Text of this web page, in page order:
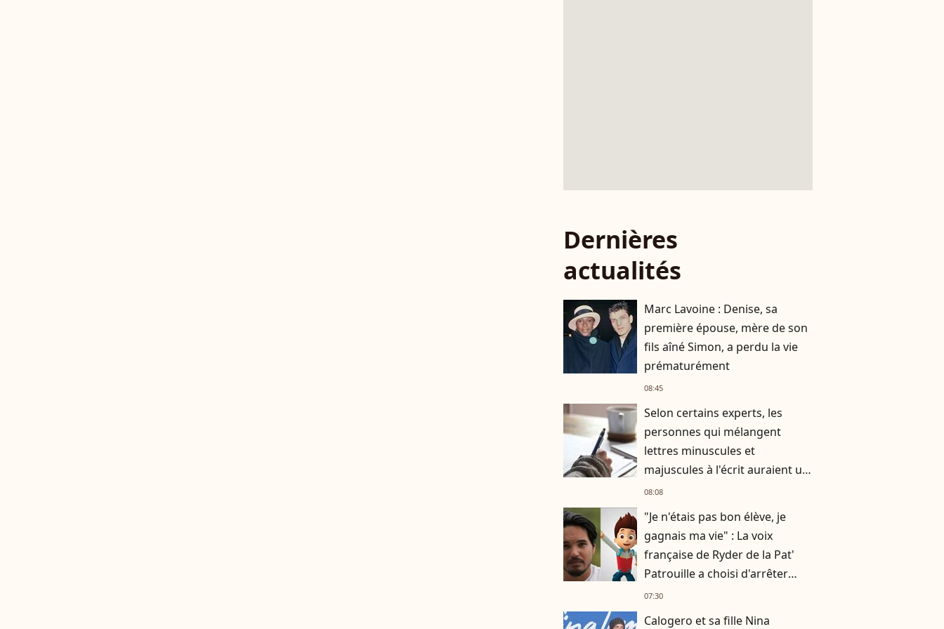
Dernières
actualités
Marc Lavoine : Denise, sa
première épouse, mère de son
fils aîné Simon, a perdu la vie
prématurément
08:45
Selon certains experts, les
personnes qui mélangent
lettres minuscules et
majuscules à l'écrit auraient un
besoin de se différencier
08:08
"Je n'étais pas bon élève, je
gagnais ma vie" : La voix
française de Ryder de la Pat'
Patrouille a choisi d'arrêter
l'école à 17 ans
07:30
Calogero et sa fille Nina